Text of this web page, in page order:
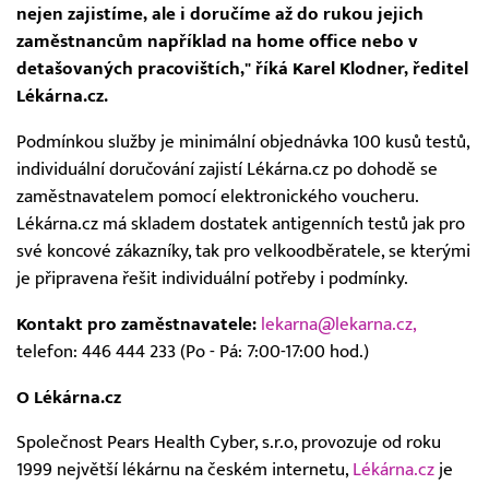
nejen zajistíme, ale i doručíme až do rukou jejich
zaměstnancům například na home office nebo v
detašovaných pracovištích," říká Karel Klodner, ředitel
Lékárna.cz.
Podmínkou služby je minimální objednávka 100 kusů testů,
individuální doručování zajistí Lékárna.cz po dohodě se
zaměstnavatelem pomocí elektronického voucheru.
Lékárna.cz má skladem dostatek antigenních testů jak pro
své koncové zákazníky, tak pro velkoodběratele, se kterými
je připravena řešit individuální potřeby i podmínky.
Kontakt pro zaměstnavatele: lekarna@lekarna.cz,
telefon: 446 444 233 (Po - Pá: 7:00-17:00 hod.)
O Lékárna.cz
Společnost Pears Health Cyber, s.r.o, provozuje od roku
1999 největší lékárnu na českém internetu, Lékárna.cz je